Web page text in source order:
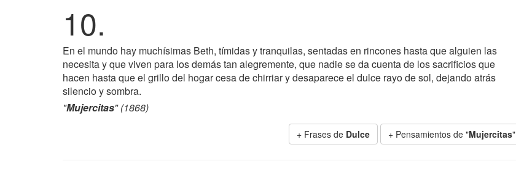
10.
En el mundo hay muchísimas Beth, tímidas y tranquilas, sentadas en rincones hasta que alguien las
necesita y que viven para los demás tan alegremente, que nadie se da cuenta de los sacrificios que
hacen hasta que el grillo del hogar cesa de chirriar y desaparece el dulce rayo de sol, dejando atrás
silencio y sombra.
"Mujercitas" (1868)
+ Frases de Dulce + Pensamientos de "Mujercitas"